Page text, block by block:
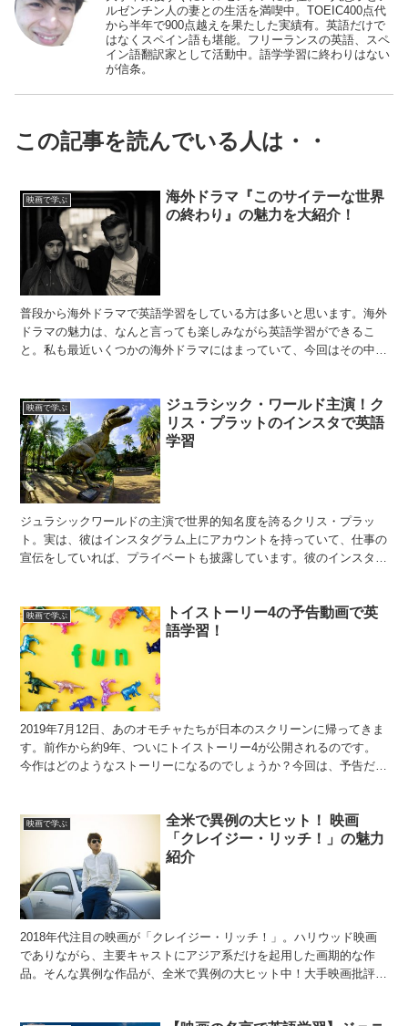
ルゼンチン人の妻との生活を満喫中。TOEIC400点代
から半年で900点越えを果たした実績有。英語だけで
はなくスペイン語も堪能。フリーランスの英語、スペ
イン語翻訳家として活動中。語学学習に終わりはない
が信条。
この記事を読んでいる人は・・
映画で学ぶ
海外ドラマ『このサイテーな世界
の終わり』の魅力を大紹介！
普段から海外ドラマで英語学習をしている方は多いと思います。海外
ドラマの魅力は、なんと言っても楽しみながら英語学習ができるこ
と。私も最近いくつかの海外ドラマにはまっていて、今回はその中の
映画で学ぶ
ジュラシック・ワールド主演！ク
リス・プラットのインスタで英語
学習
ジュラシックワールドの主演で世界的知名度を誇るクリス・プラッ
ト。実は、彼はインスタグラム上にアカウントを持っていて、仕事の
宣伝をしていれば、プライベートも披露しています。彼のインスタか
映画で学ぶ
トイストーリー4の予告動画で英
語学習！
2019年7月12日、あのオモチャたちが日本のスクリーンに帰ってきま
す。前作から約9年、ついにトイストーリー4が公開されるのです。
今作はどのようなストーリーになるのでしょうか？今回は、予告だけ
映画で学ぶ
全米で異例の大ヒット！ 映画
「クレイジー・リッチ！」の魅力
紹介
2018年代注目の映画が「クレイジー・リッチ！」。ハリウッド映画
でありながら、主要キャストにアジア系だけを起用した画期的な作
品。そんな異例な作品が、全米で異例の大ヒット中！大手映画批評サ